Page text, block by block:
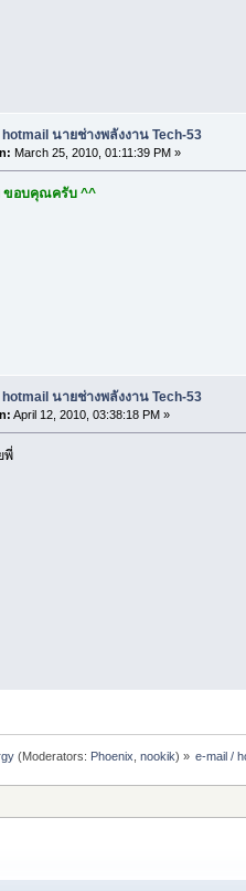
hotmail นายช่างพลังงาน Tech-53
March 25, 2010, 01:11:39 PM »
ขอบคุณครับ ^^
hotmail นายช่างพลังงาน Tech-53
April 12, 2010, 03:38:18 PM »
พี่
(Moderators: Phoenix nookik) » e-mail /